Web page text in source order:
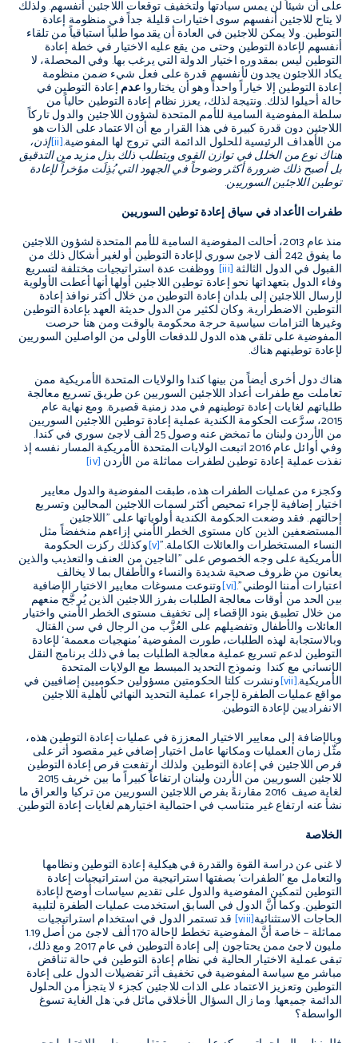
على أن شيئاً لن يمس سيادتها ولتخفيف توقعات اللاجئين أنفسهم. ولذلك
لا يتاح للاجئين أنفسهم سوى اختيارات قليلة جداً في منظومة إعادة
التوطين. ولا يمكن للاجئين في العادة أن يقدموا طلباً استباقياً من تلقاء
أنفسهم لإعادة التوطين وحتى من يقع عليه الاختيار في خطة إعادة
التوطين ليس بمقدوره اختيار الدولة التي يرغب بها. وفي المحصلة، لا
يكاد اللاجئون يجدون لأنفسهم قدرة على فعل شيء ضمن منظومة
إعادة التوطين إلا خياراً واحداً وهو أن يختارواعدم إعادة التوطين في
حالة أحيلوا لذلك. ونتيجة لذلك، يعزز نظام إعادة التوطين حالياً من
سلطة المفوضية السامية للأمم المتحدة لشؤون اللاجئين والدول تاركاً
اللاجئين دون قدرة كبيرة في هذا القرار مع أن الاعتماد على الذات هو
من الأهداف الرئيسية للحلول الدائمة التي تروج لها المفوضية.[ii]إذن،
هناك نوع من الخلل في توازن القوى ويتطلب ذلك بذل مزيد من التدقيق
بل أصبح ذلك ضرورة أكثر وضوحاً في الجهود التي بُذِلَت مؤخراً لإعادة
توطين اللاجئين السوريين.
طفرات الأعداد في سياق إعادة توطين السوريين
منذ عام 2013، أحالت المفوضية السامية للأمم المتحدة لشؤون اللاجئين
ما يفوق 242 ألف لاجئ سوري لإعادة التوطين أو لغير أشكال ذلك من
القبول في الدول الثالثة [iii] ووظفت عدة استراتيجيات مختلفة لتسريع
وفاء الدول بتعهداتها نحو إعادة توطين اللاجئين أولها أنها أعطت الأولوية
لإرسال اللاجئين إلى بلدان إعادة التوطين من خلال أكثر نوافذ إعادة
التوطين الاضطرارية. وكان لكثير من الدول حديثة العهد بإعادة التوطين
وغيرها التزامات سياسية حرجة محكومة بالوقت ومن هنا حرصت
المفوضية على تلقي هذه الدول للدفعات الأولى من الواصلين السوريين
لإعادة توطينهم هناك.
هناك دول أخرى أيضاً من بينها كندا والولايات المتحدة الأمريكية ممن
تعاملت مع طفرات أعداد اللاجئين السوريين عن طريق تسريع معالجة
طلباتهم لغايات إعادة توطينهم في مدد زمنية قصيرة. ومع نهاية عام
2015، سرَّعت الحكومة الكندية عملية إعادة توطين اللاجئين السوريين
من الأردن ولبنان ما تمخض عنه وصول 25 ألف لاجئ سوري في كندا.
وفي أوائل عام 2016 اتبعت الولايات المتحدة الأمريكية المسار نفسه إذ
نفذت عملية إعادة توطين لطفرات مماثلة من الأردن [iv]
وكجزء من عمليات الطفرات هذه، طبقت المفوضية والدول معايير
اختيار إضافية لإجراء تمحيص أكثر لسمات اللاجئين المحالين وتسريع
إحالتهم. فقد وضعت الحكومة الكندية أولوياتها على "اللاجئين
المستضعفين الذين كان مستوى الخطر الأمني إزاءهم منخفضاً مثل
النساء المستخطرات والعائلات الكاملة."[v]وكذلك ركزت الحكومة
الأمريكية على وجه الخصوص على "الناجين من العنف والتعذيب والذين
يعانون من ظروف صحية شديدة والنساء والأطفال بما لا يخالف
اعتبارات أمننا الوطني".[vi]وتنوعت مسوغات معايير الاختيار الإضافية
بين الحد من أوقات معالجة الطلبات بفرز اللاجئين الذين يُرجَّح منعهم
من خلال تطبيق بنود الإقصاء إلى تخفيف مستوى الخطر الأمني واختيار
العائلات والأطفال وتفضيلهم على العُزَّب من الرجال في سن القتال.
وبالاستجابة لهذه الطلبات، طورت المفوضية ’منهجيات معممة‘ لإعادة
التوطين لدعم تسريع عملية معالجة الطلبات بما في ذلك برنامج النقل
الإنساني مع كندا ونموذج التحديد المبسط مع الولايات المتحدة
الأمريكية.[vii]ونشرت كلتا الحكومتين مسؤولين حكوميين إضافيين في
مواقع عمليات الطفرة لإجراء عملية التحديد النهائي لأهلية اللاجئين
الانفراديين لإعادة التوطين.
وبالإضافة إلى معايير الاختيار المعززة في عمليات إعادة التوطين هذه،
مثّل زمان العمليات ومكانها عامل اختيار إضافي غير مقصود أثر على
فرص اللاجئين في إعادة التوطين. ولذلك ارتفعت فرص إعادة التوطين
للاجئين السوريين من الأردن ولبنان ارتفاعاً كبيراً ما بين خريف 2015
لغاية صيف 2016 مقارنةً بفرص اللاجئين السوريين من تركيا والعراق ما
نشأ عنه ارتفاع غير متناسب في احتمالية اختيارهم لغايات إعادة التوطين.
الخلاصة
لا غنى عن دراسة القوة والقدرة في هيكلية إعادة التوطين ونظامها
والتعامل مع ’الطفرات‘ بصفتها استراتيجية من استراتيجيات إعادة
التوطين لتمكين المفوضية والدول على تقديم سياسات أوضح لإعادة
التوطين. وكما أنَّ الدول في السابق استخدمت عمليات الطفرة لتلبية
الحاجات الاستثنائية[viii] قد تستمر الدول في استخدام استراتيجيات
مماثلة – خاصة أنَّ المفوضية تخطط لإحالة 170 ألف لاجئ من أصل 1.19
مليون لاجئ ممن يحتاجون إلى إعادة التوطين في عام 2017. ومع ذلك،
تبقى عملية الاختيار الحالية في نظام إعادة التوطين في حالة تناقض
مباشر مع سياسة المفوضية في تخفيف أثر تفضيلات الدول على إعادة
التوطين وتعزيز الاعتماد على الذات للاجئين كجزء لا يتجزأ من الحلول
الدائمة جميعها. وما زال السؤال الأخلاقي ماثل في: هل الغاية تسوغ
الواسطة؟